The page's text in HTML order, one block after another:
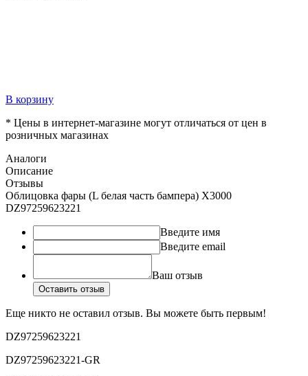
В корзину
* Цены в интернет-магазине могут отличаться от цен в
розничных магазинах
Аналоги
Описание
Отзывы
Облицовка фары (L белая часть бампера) X3000
DZ97259623221
Введите имя
Введите email
Ваш отзыв
Оставить отзыв
Еще никто не оставил отзыв. Вы можете быть первым!
DZ97259623221
DZ97259623221-GR